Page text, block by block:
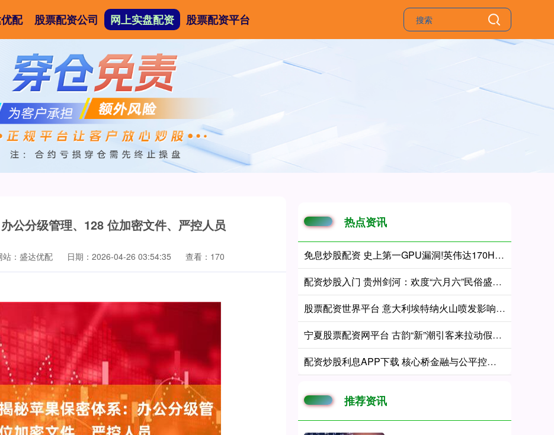
配 股票配资公司 网上实盘配资 股票配资平台
公分级管理、128 位加密文件、严控人员
站：盛达优配 日期：2026-04-26 03:54:35 查看：170
热点资讯
免息炒股配资 史上第一GPU漏洞!英伟达170HX矿卡被破解：最高解锁80GB显存
配资炒股入门 贵州剑河：欢度“六月六”民俗盛会 绘就民族团结新图景
股票配资世界平台 意大利埃特纳火山喷发影响航班
宁夏股票配资网平台 古韵“新”潮引客来拉动假日消费 可看、可学、可玩……解锁端午专属浪漫
配资炒股利息APP下载 核心桥金融与公平控股宣布合并
推荐资讯